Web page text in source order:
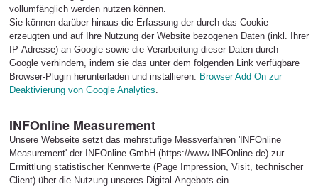
vollumfänglich werden nutzen können.
Sie können darüber hinaus die Erfassung der durch das Cookie
erzeugten und auf Ihre Nutzung der Website bezogenen Daten (inkl. Ihrer
IP-Adresse) an Google sowie die Verarbeitung dieser Daten durch
Google verhindern, indem sie das unter dem folgenden Link verfügbare
Browser-Plugin herunterladen und installieren: Browser Add On zur
Deaktivierung von Google Analytics.
INFOnline Measurement
Unsere Webseite setzt das mehrstufige Messverfahren 'INFOnline
Measurement' der INFOnline GmbH (https://www.INFOnline.de) zur
Ermittlung statistischer Kennwerte (Page Impression, Visit, technischer
Client) über die Nutzung unseres Digital-Angebots ein.